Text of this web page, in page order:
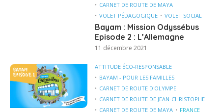
CARNET DE ROUTE DE MAYA
VOLET PÉDAGOGIQUE
VOLET SOCIAL
Bayam : Mission Odyssébus
Episode 2 : L’Allemagne
11 décembre 2021
ATTITUDE ÉCO-RESPONSABLE
BAYAM - POUR LES FAMILLES
CARNET DE ROUTE D'OLYMPE
CARNET DE ROUTE DE JEAN-CHRISTOPHE
CARNET DE ROUTE DE MAYA
FRANCE